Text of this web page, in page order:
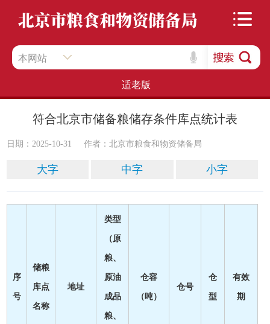
本网站
适老版
符合北京市储备粮储存条件库点统计表
日期：2025-10-31 作者：​北京市粮食和物资储备局
大字 中字 小字
序
号
储粮
库点
名称
地址
类型
（原
粮、
原油
成品
粮、
仓容
（吨）
仓号
仓
型
有效
期